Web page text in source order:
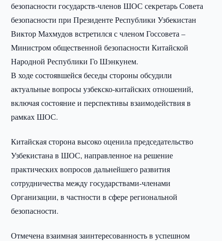
безопасности государств-членов ШОС секретарь Совета
безопасности при Президенте Республики Узбекистан
Виктор Махмудов встретился с членом Госсовета –
Министром общественной безопасности Китайской
Народной Республики Го Шэнкунем.
В ходе состоявшейся беседы стороны обсудили
актуальные вопросы узбекско-китайских отношений,
включая состояние и перспективы взаимодействия в
рамках ШОС.
Китайская сторона высоко оценила председательство
Узбекистана в ШОС, направленное на решение
практических вопросов дальнейшего развития
сотрудничества между государствами-членами
Организации, в частности в сфере региональной
безопасности.
Отмечена взаимная заинтересованность в успешном